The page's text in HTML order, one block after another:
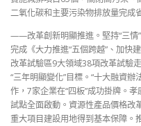
二氧化碳和主要污染物排放量完成
——改革創新明顯推進。堅持“三情
完成《大力推進“五個跨越”、加快
改革試驗區9大領域38項改革試驗
“三年明顯變化”目標。“十大融資
作，7家企業在“四板”成功掛牌。
試點全面啟動。資源性產品價格改
重大項目建設用地得到基本保障。